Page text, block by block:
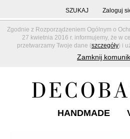
Zgodnie z Rozporządzeniem Ogólnym o
27 kwietnia 2016 r. informujemy, że w
przetwarzamy Twoje dane (szczegóły) i
Zamknij
SZUKAJ Zaloguj
HANDMADE